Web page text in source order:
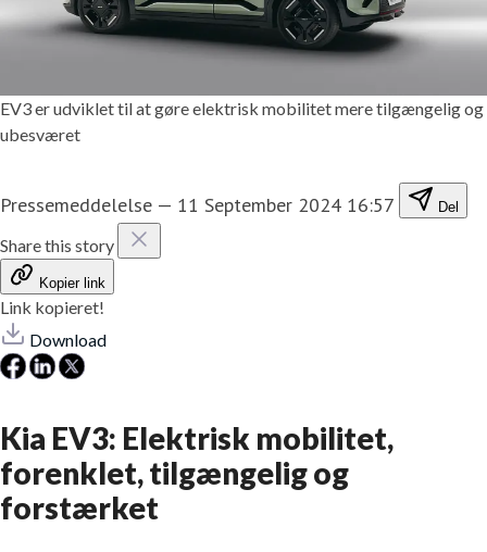
EV3 er udviklet til at gøre elektrisk mobilitet mere tilgængelig og
ubesværet
Pressemeddelelse — 11 September 2024 16:57 Del
Share this story
Kopier link
Link kopieret!
Download
Kia EV3: Elektrisk mobilitet,
forenklet, tilgængelig og
forstærket